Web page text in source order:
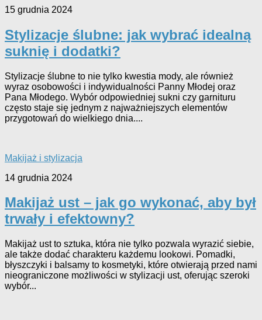
15 grudnia 2024
Stylizacje ślubne: jak wybrać idealną
suknię i dodatki?
Stylizacje ślubne to nie tylko kwestia mody, ale również
wyraz osobowości i indywidualności Panny Młodej oraz
Pana Młodego. Wybór odpowiedniej sukni czy garnituru
często staje się jednym z najważniejszych elementów
przygotowań do wielkiego dnia....
Makijaż i stylizacja
14 grudnia 2024
Makijaż ust – jak go wykonać, aby był
trwały i efektowny?
Makijaż ust to sztuka, która nie tylko pozwala wyrazić siebie,
ale także dodać charakteru każdemu lookowi. Pomadki,
błyszczyki i balsamy to kosmetyki, które otwierają przed nami
nieograniczone możliwości w stylizacji ust, oferując szeroki
wybór...